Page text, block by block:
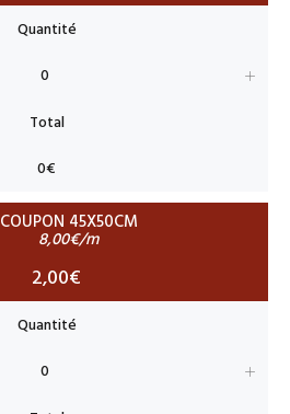
COUPON 45X50CM
8,00€/m
2,00€